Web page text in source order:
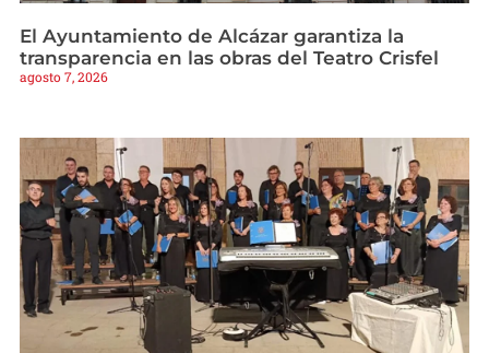
El Ayuntamiento de Alcázar garantiza la
transparencia en las obras del Teatro Crisfel
agosto 7, 2026